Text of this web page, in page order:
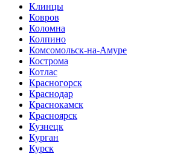
Клинцы
Ковров
Коломна
Колпино
Комсомольск-на-Амуре
Кострома
Котлас
Красногорск
Краснодар
Краснокамск
Красноярск
Кузнецк
Курган
Курск